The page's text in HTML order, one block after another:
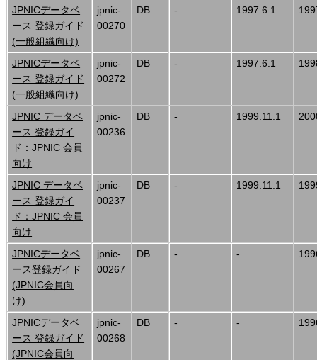
JPNICデータベ
ース 登録ガイド
(一般組織向け)
jpnic-
00270
DB - 1997.6.1
JPNICデータベ
ース 登録ガイド
(一般組織向け)
jpnic-
00272
DB - 1997.6.1
JPNIC データベ
ース 登録ガイ
ド：JPNIC 会員
向け
jpnic-
00236
DB - 1999.11.1
JPNIC データベ
ース 登録ガイ
ド：JPNIC 会員
向け
jpnic-
00237
DB - 1999.11.1
JPNICデータベ
ース登録ガイド
(JPNIC会員向
け)
jpnic-
00267
DB - -
JPNICデータベ
ース 登録ガイド
(JPNIC会員向
jpnic-
00268
DB - -